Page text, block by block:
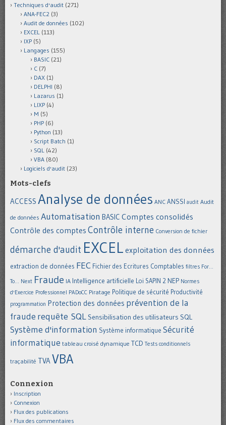
Techniques d'audit (271)
ANA-FEC2 (3)
Audit de données (102)
EXCEL (113)
IXP (5)
Langages (155)
BASIC (21)
C (7)
DAX (1)
DELPHI (8)
Lazarus (1)
LIXP (4)
M (5)
PHP (6)
Python (13)
Script Batch (1)
SQL (42)
VBA (80)
Logiciels d'audit (23)
Mots-clefs
ACCESS Analyse de données ANC ANSSI audit Audit
de données Automatisation BASIC Comptes consolidés
Contrôle des comptes Contrôle interne Conversion de fichier
démarche d'audit EXCEL exploitation des données
extraction de données FEC Fichier des Ecritures Comptables filtres For...
To... Next Fraude IA Intelligence artificielle Loi SAPIN 2 NEP Normes
d'Exercice Professionnel PADoCC Piratage Politique de sécurité Productivité
programmation Protection des données prévention de la
fraude requête SQL Sensibilisation des utilisateurs SQL
Système d'information Système informatique Sécurité
informatique tableau croisé dynamique TCD Tests conditionnels
traçabilité TVAVBA
Connexion
Inscription
Connexion
Flux des publications
Flux des commentaires